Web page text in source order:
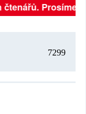
Prosíme,
7299